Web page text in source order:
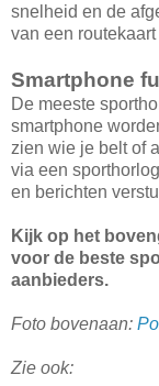
snelheid en de
van een
Smartphone
De meeste
smartphone
zien wie je belt of
via een
en berichten
Kijk op het
voor de beste
aanbieders.
Foto bovenaan:
Zie ook: